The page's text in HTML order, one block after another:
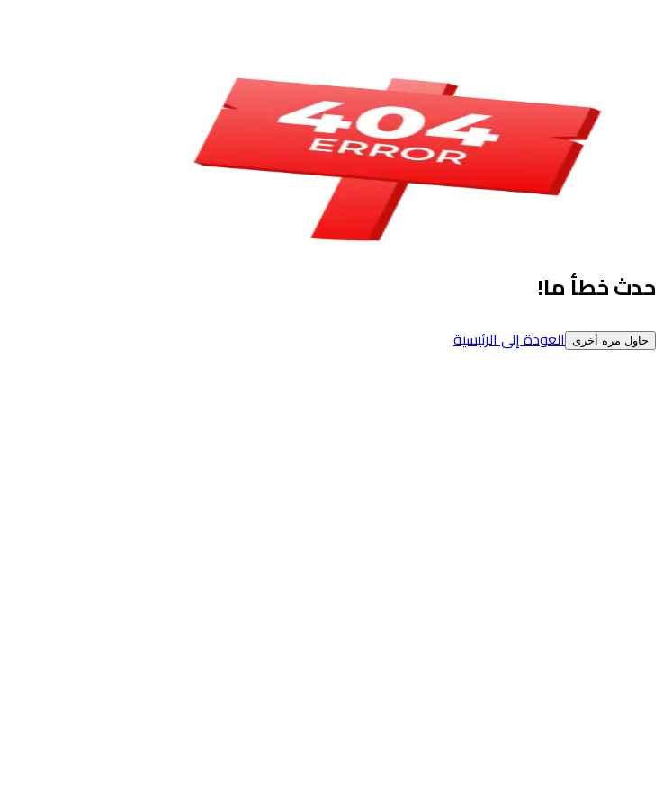
حدث خطأ ما!
حاول مره أخرى العودة إلى الرئيسية